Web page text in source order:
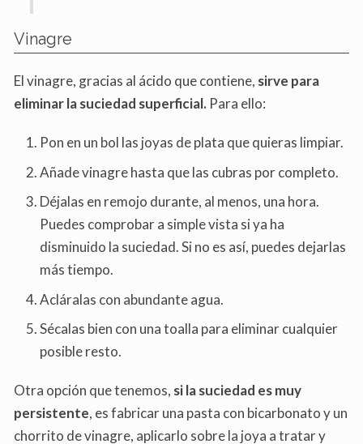
Vinagre
El vinagre, gracias al ácido que contiene, sirve para
eliminar la suciedad superficial. Para ello:
Pon en un bol las joyas de plata que quieras limpiar.
Añade vinagre hasta que las cubras por completo.
Déjalas en remojo durante, al menos, una hora.
Puedes comprobar a simple vista si ya ha
disminuido la suciedad. Si no es así, puedes dejarlas
más tiempo.
Acláralas con abundante agua.
Sécalas bien con una toalla para eliminar cualquier
posible resto.
Otra opción que tenemos, si la suciedad es muy
persistente, es fabricar una pasta con bicarbonato y un
chorrito de vinagre, aplicarlo sobre la joya a tratar y